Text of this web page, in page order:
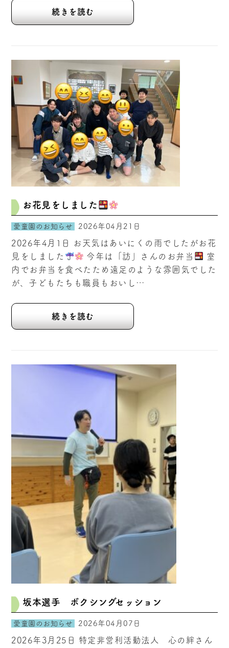
続きを読む
お花見をしました
愛童園のお知らせ 2026年04月21日
2026年4月1日 お天気はあいにくの雨でしたがお花
見をしました
今年は「訪」さんのお弁当
室
内でお弁当を食べたため遠足のような雰囲気でした
が、子どもたちも職員もおいし…
続きを読む
坂本選手 ボクシングセッション
愛童園のお知らせ 2026年04月07日
2026年3月25日 特定非営利活動法人 心の絆さん